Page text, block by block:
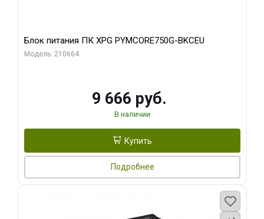
Блок питания ПК XPG PYMCORE750G-BKCEU
Модель: 210664
9 666 руб.
В наличии
Купить
Подробнее